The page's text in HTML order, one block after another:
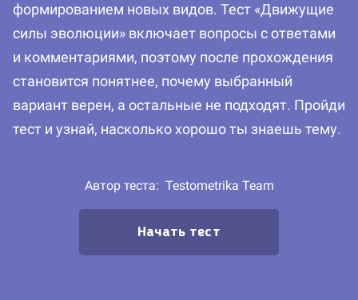
формированием новых видов. Тест «Движущие
силы эволюции» включает вопросы с ответами
и комментариями, поэтому после прохождения
становится понятнее, почему выбранный
вариант верен, а остальные не подходят. Пройди
тест и узнай, насколько хорошо ты знаешь тему.
Автор теста: Testometrika Team
Начать тест